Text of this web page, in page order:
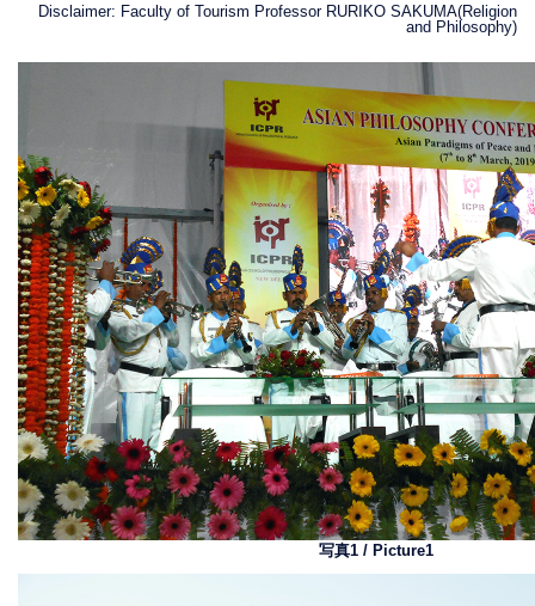
Disclaimer: Faculty of Tourism Professor RURIKO SAKUMA(Religion
and Philosophy)
写真1 / Picture1